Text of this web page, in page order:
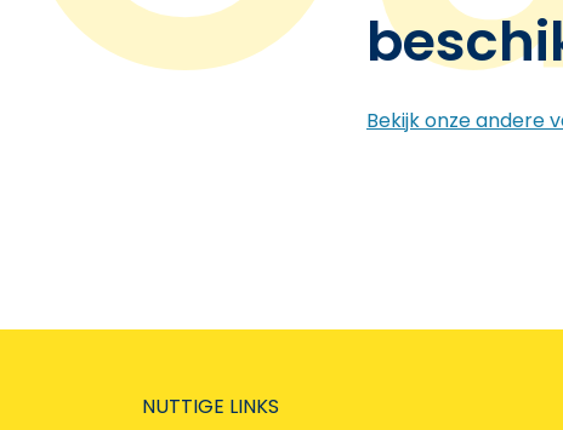
Bekijk onze andere
NUTTIGE LINKS